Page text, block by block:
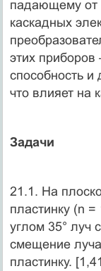
падающему от
каскадных
этих
способность
что влияет на
Задачи
21.1. На
пластинку (n
углом 35° луч
смещение
пластинку.